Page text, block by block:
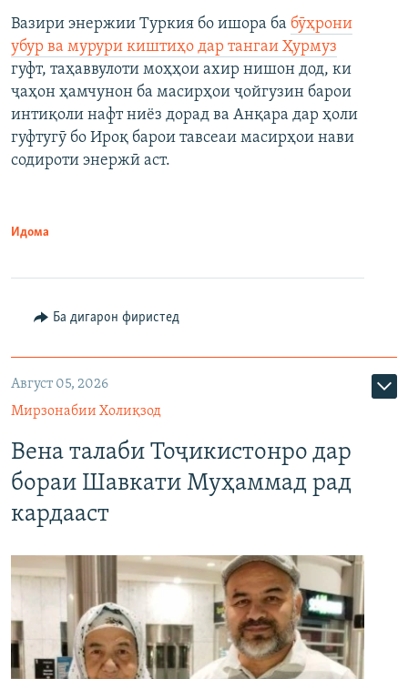
Вазири энержии Туркия бо ишора ба бӯҳрони
убур ва мурури киштиҳо дар тангаи Ҳурмуз
гуфт, таҳаввулоти моҳҳои ахир нишон дод, ки
ҷаҳон ҳамчунон ба масирҳои ҷойгузин барои
интиқоли нафт ниёз дорад ва Анқара дар ҳоли
гуфтугӯ бо Ироқ барои тавсеаи масирҳои нави
содироти энержӣ аст.
Идома
Ба дигарон фиристед
Август 05, 2026
Мирзонабии Холиқзод
Вена талаби Тоҷикистонро дар
бораи Шавкати Муҳаммад рад
кардааст